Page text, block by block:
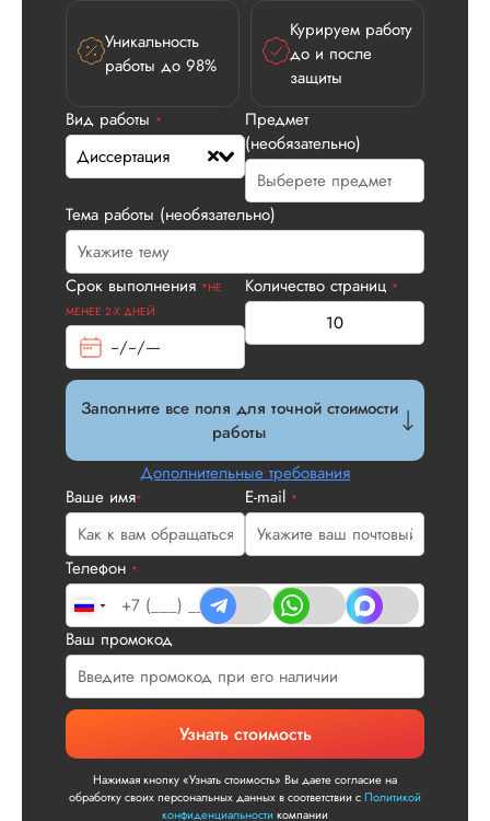
Уникальность
работы до 98%
Курируем работу
до и после
защиты
Вид работы *
Диссертация
Предмет
(необязательно)
Тема работы (необязательно)
Срок выполнения *НЕ
МЕНЕЕ 2-Х ДНЕЙ
Количество страниц *
Заполните все поля для точной стоимости
работы
Дополнительные требования
Ваше имя* E-mail *
Телефон *
Ваш промокод
Узнать стоимость
Нажимая кнопку «Узнать стоимость» Вы даете согласие на
обработку своих персональных данных в соответствии сПолитикой
конфиденциальностикомпании
Вид работы:
У нас с другом
заказ на
Нас полностью
устроила стоимость
услуги, наличие
договора. Само
по структуре
все в порядке в
не задалбывали,
посмотрели, что
и сказал...
Читать полный
Читаем ваши слова
улыбкой!
Ответ от
Сергей
Вид работы:
Диссертация
2025-11-15
Диссертация по
математике была